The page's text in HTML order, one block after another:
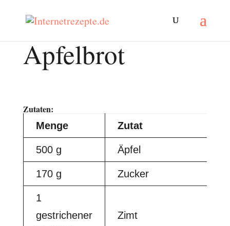
Apfelbrot
Zutaten:
Menge Zutat
500 g Äpfel
170 g Zucker
1
gestrichener
Zimt